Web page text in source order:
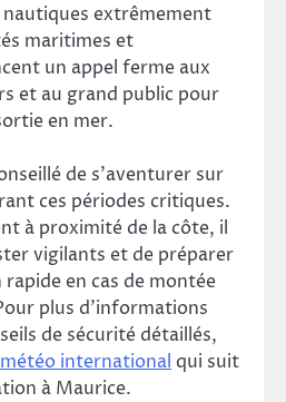
extrêmement
maritimes et
un appel ferme aux
et au grand public pour
en mer.
de s’aventurer sur
ces périodes critiques.
à proximité de la côte, il
vigilants et de préparer
rapide en cas de montée
plus d’informations
de sécurité détaillés,
international qui suit
à Maurice.